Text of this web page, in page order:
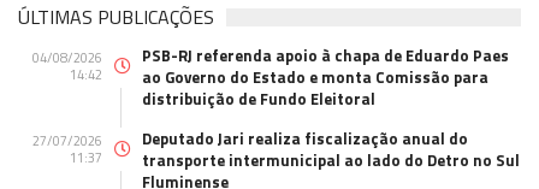
ÚLTIMAS PUBLICAÇÕES
04/08/2026
14:42
PSB-RJ referenda apoio à chapa de Eduardo Paes
ao Governo do Estado e monta Comissão para
distribuição de Fundo Eleitoral
27/07/2026
11:37
Deputado Jari realiza fiscalização anual do
transporte intermunicipal ao lado do Detro no Sul
Fluminense